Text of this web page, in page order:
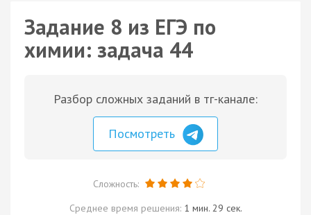
Задание 8 из ЕГЭ по
химии: задача 44
Разбор сложных заданий в тг-канале:
Посмотреть
Сложность:
Среднее время решения: 1 мин. 29 сек.